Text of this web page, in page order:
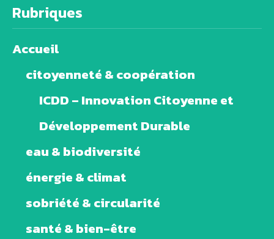
Rubriques
Accueil
citoyenneté & coopération
ICDD – Innovation Citoyenne et
Développement Durable
eau & biodiversité
énergie & climat
sobriété & circularité
santé & bien-être